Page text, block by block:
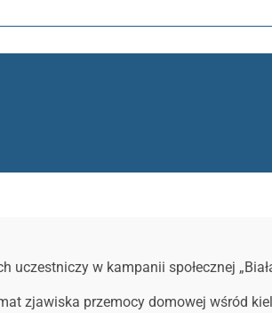
w kampanii społecznej
zjawiska przemocy domowej wśród